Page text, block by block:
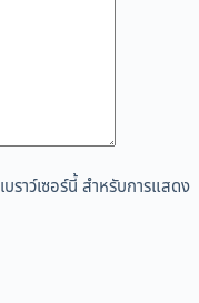
ราว์เซอร์นี้ สำหรับการแสดง